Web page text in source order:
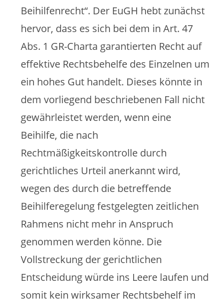
Beihilfenrecht“. Der EuGH hebt zunächst
hervor, dass es sich bei dem in Art. 47
Abs. 1 GR-Charta garantierten Recht auf
effektive Rechtsbehelfe des Einzelnen um
ein hohes Gut handelt. Dieses könnte in
dem vorliegend beschriebenen Fall nicht
gewährleistet werden, wenn eine
Beihilfe, die nach
Rechtmäßigkeitskontrolle durch
gerichtliches Urteil anerkannt wird,
wegen des durch die betreffende
Beihilferegelung festgelegten zeitlichen
Rahmens nicht mehr in Anspruch
genommen werden könne. Die
Vollstreckung der gerichtlichen
Entscheidung würde ins Leere laufen und
somit kein wirksamer Rechtsbehelf im